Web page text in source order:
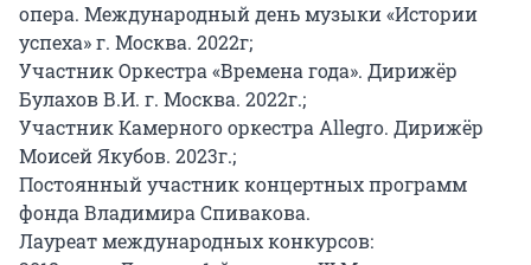
опера. Международный день музыки «Истории
успеха» г. Москва. 2022г;
Участник Оркестра «Времена года». Дирижёр
Булахов В.И. г. Москва. 2022г.;
Участник Камерного оркестра Allegro. Дирижёр
Моисей Якубов. 2023г.;
Постоянный участник концертных программ
фонда Владимира Спивакова.
Лауреат международных конкурсов: